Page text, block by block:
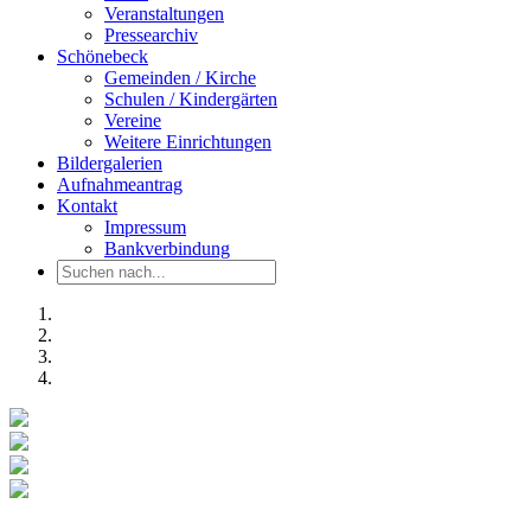
Veranstaltungen
Pressearchiv
Schönebeck
Gemeinden / Kirche
Schulen / Kindergärten
Vereine
Weitere Einrichtungen
Bildergalerien
Aufnahmeantrag
Kontakt
Impressum
Bankverbindung